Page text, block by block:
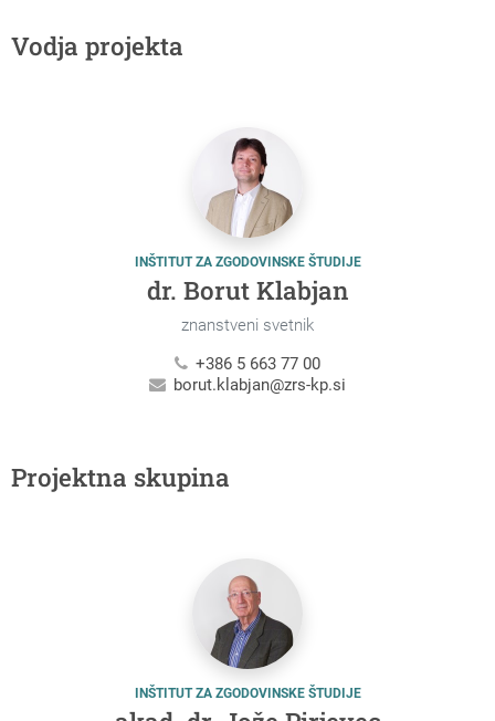
Vodja projekta
INŠTITUT ZA ZGODOVINSKE ŠTUDIJE
dr. Borut Klabjan
znanstveni svetnik
+386 5 663 77 00
borut.klabjan@zrs-kp.si
Projektna skupina
INŠTITUT ZA ZGODOVINSKE ŠTUDIJE